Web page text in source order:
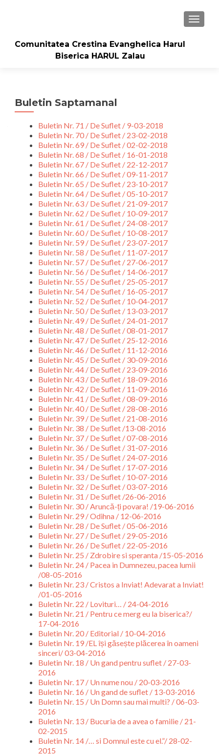
Comunitatea Crestina Evanghelica Harul
Biserica HARUL Zalau
Buletin Saptamanal
Buletin Nr. 71 / De Suflet / 9-03-2018
Buletin Nr. 70 / De Suflet / 23-02-2018
Buletin Nr. 69 / De Suflet / 02-02-2018
Buletin Nr. 68 / De Suflet / 16-01-2018
Buletin Nr. 67 / De Suflet / 22-12-2017
Buletin Nr. 66 / De Suflet / 09-11-2017
Buletin Nr. 65 / De Suflet / 23-10-2017
Buletin Nr. 64 / De Suflet / 05-10-2017
Buletin Nr. 63 / De Suflet / 21-09-2017
Buletin Nr. 62 / De Suflet / 10-09-2017
Buletin Nr. 61 / De Suflet / 24-08-2017
Buletin Nr. 60 / De Suflet / 10-08-2017
Buletin Nr. 59 / De Suflet / 23-07-2017
Buletin Nr. 58 / De Suflet / 11-07-2017
Buletin Nr. 57 / De Suflet / 27-06-2017
Buletin Nr. 56 / De Suflet / 14-06-2017
Buletin Nr. 55 / De Suflet / 25-05-2017
Buletin Nr. 54 / De Suflet / 16-05-2017
Buletin Nr. 52 / De Suflet / 10-04-2017
Buletin Nr. 50 / De Suflet / 13-03-2017
Buletin Nr. 49 / De Suflet / 24-01-2017
Buletin Nr. 48 / De Suflet / 08-01-2017
Buletin Nr. 47 / De Suflet / 25-12-2016
Buletin Nr. 46 / De Suflet / 11-12-2016
Buletin Nr. 45 / De Suflet / 30-09-2016
Buletin Nr. 44 / De Suflet / 23-09-2016
Buletin Nr. 43 / De Suflet / 18-09-2016
Buletin Nr. 42 / De Suflet / 11-09-2016
Buletin Nr. 41 / De Suflet / 08-09-2016
Buletin Nr. 40 / De Suflet / 28-08-2016
Buletin Nr. 39 / De Suflet / 21-08-2016
Buletin Nr. 38 / De Suflet /13-08-2016
Buletin Nr. 37 / De Suflet / 07-08-2016
Buletin Nr. 36 / De Suflet / 31-07-2016
Buletin Nr. 35 / De Suflet / 24-07-2016
Buletin Nr. 34 / De Suflet / 17-07-2016
Buletin Nr. 33 / De Suflet / 10-07-2016
Buletin Nr. 32 / De Suflet / 03-07-2016
Buletin Nr. 31 / De Suflet /26-06-2016
Buletin Nr. 30 / Aruncă-ți povara! /19-06-2016
Buletin Nr. 29 / Odihna / 12-06-2016
Buletin Nr. 28 / De Suflet / 05-06-2016
Buletin Nr. 27 / De Suflet / 29-05-2016
Buletin Nr. 26 / De Suflet / 22-05-2016
Buletin Nr. 25 / Zdrobire si speranta /15-05-2016
Buletin Nr. 24 / Pacea in Dumnezeu, pacea lumii
/08-05-2016
Buletin Nr. 23 / Cristos a Inviat! Adevarat a Inviat!
/01-05-2016
Buletin Nr. 22 / Lovituri… / 24-04-2016
Buletin Nr. 21 / Pentru ce merg eu la biserica?/
17-04-2016
Buletin Nr. 20 / Editorial / 10-04-2016
Buletin Nr. 19 /EL își găsește plăcerea în oameni
sinceri/ 03-04-2016
Buletin Nr. 18 / Un gand pentru suflet / 27-03-
2016
Buletin Nr. 17 / Un nume nou / 20-03-2016
Buletin Nr. 16 / Un gand de suflet / 13-03-2016
Buletin Nr. 15 / Un Domn sau mai multi? / 06-03-
2016
Buletin Nr. 13 / Bucuria de a avea o familie / 21-
02-2015
Buletin Nr. 14 /… si Domnul este cu el.”/ 28-02-
2015